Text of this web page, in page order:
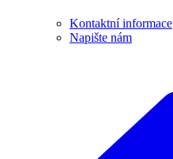
Kontaktní informace
Napište nám